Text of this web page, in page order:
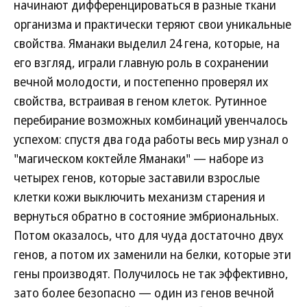
начинают дифференцироваться в разные ткани
организма и практически теряют свои уникальные
свойства. Яманаки выделил 24 гена, которые, на
его взгляд, играли главную роль в сохранении
вечной молодости, и постепенно проверял их
свойства, встраивая в геном клеток. Рутинное
перебирание возможных комбинаций увенчалось
успехом: спустя два года работы весь мир узнал о
"магическом коктейле Яманаки" — наборе из
четырех генов, которые заставили взрослые
клетки кожи выключить механизм старения и
вернуться обратно в состояние эмбриональных.
Потом оказалось, что для чуда достаточно двух
генов, а потом их заменили на белки, которые эти
гены производят. Получилось не так эффективно,
зато более безопасно — один из генов вечной